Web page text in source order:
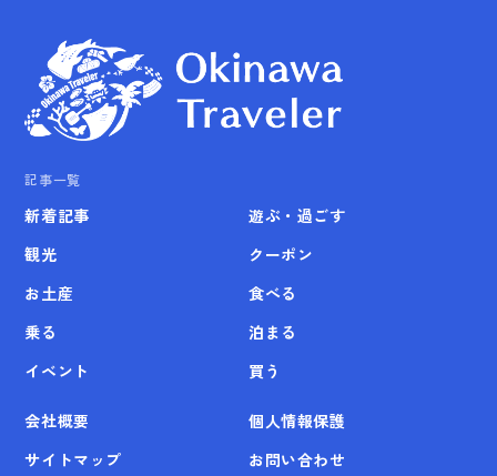
記事一覧
新着記事
観光
お土産
乗る
イベント
遊ぶ・過ごす
クーポン
食べる
泊まる
買う
会社概要
個人情報保護
サイトマップ
お問い合わせ